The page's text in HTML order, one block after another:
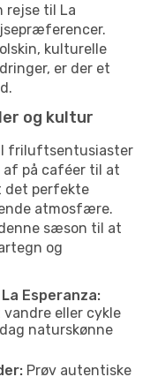
rejse til La
kulturelle
er der et
og kultur
friluftsentusiaster
af på caféer til at
det perfekte
atmosfære.
sæson til at
og
Esperanza:
vandre eller cykle
naturskønne
Prøv autentiske